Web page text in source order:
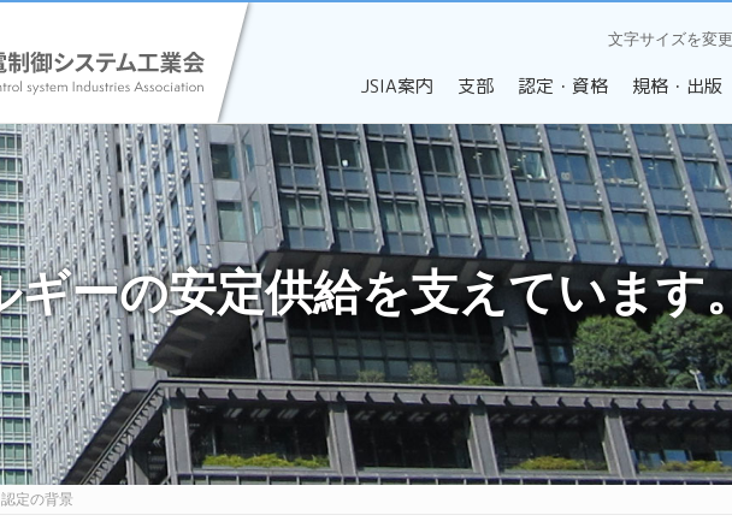
文字サイズを変更
JSIA案内 支部 認定・資格 規格・出版
認定の背景